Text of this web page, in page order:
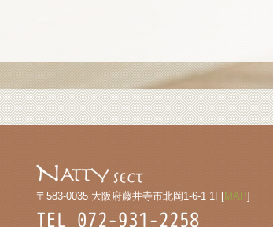
〒583-0035 大阪府藤井寺市北岡1-6-1 1F[MAP]
TEL 072-931-2258